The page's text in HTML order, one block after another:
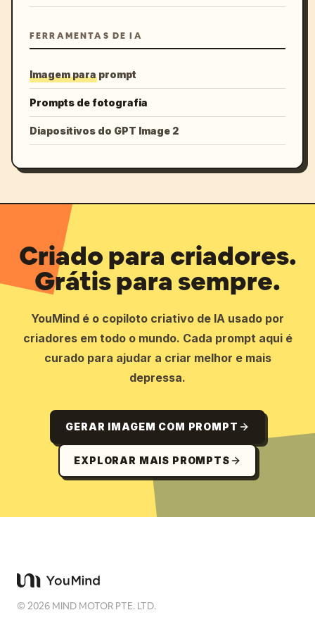
FERRAMENTAS DE IA
Imagem para prompt
Prompts de fotografia
Diapositivos do GPT Image 2
Criado para criadores.
Grátis para sempre.
YouMind é o copiloto criativo de IA usado por
criadores em todo o mundo. Cada prompt aqui é
curado para ajudar a criar melhor e mais
depressa.
GERAR IMAGEM COM PROMPT
EXPLORAR MAIS PROMPTS
©2026 MIND MOTOR PTE. LTD.